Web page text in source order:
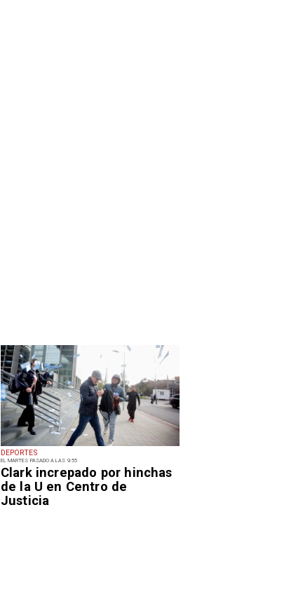
DEPORTES
EL MARTES PASADO A LAS 9:55
Clark increpado por hinchas
de la U en Centro de
Justicia